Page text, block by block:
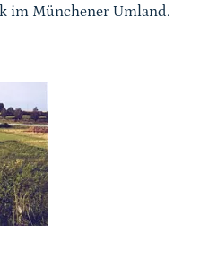
im Münchener Umland.